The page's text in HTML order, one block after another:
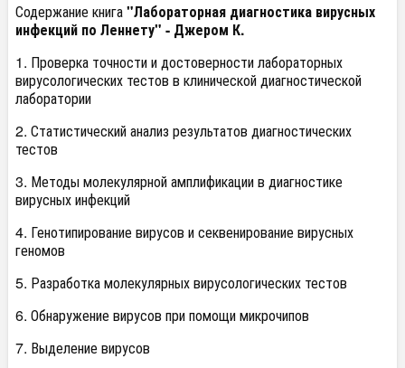
Содержание книга"Лабораторная диагностика вирусных
инфекций по Леннету" - Джером К.
1. Проверка точности и достоверности лабораторных
вирусологических тестов в клинической диагностической
лаборатории
2. Статистический анализ результатов диагностических
тестов
3. Методы молекулярной амплификации в диагностике
вирусных инфекций
4. Генотипирование вирусов и секвенирование вирусных
геномов
5. Разработка молекулярных вирусологических тестов
6. Обнаружение вирусов при помощи микрочипов
7. Выделение вирусов